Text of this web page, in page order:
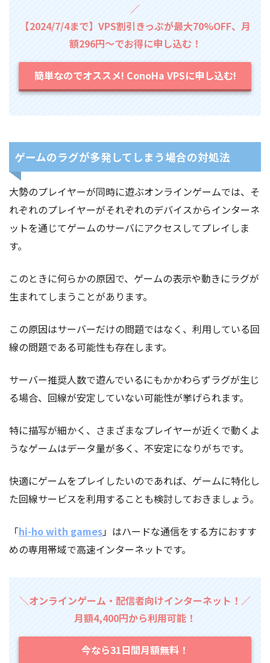
／
【2024/7/4まで】VPS割引きっぷが最大70%OFF、月
額296円～でお得に申し込む！
簡単なのでオススメ! ConoHa VPSに申し込む!
ゲームのラグが多発してしまう場合の対処法
大勢のプレイヤーが同時に遊ぶオンラインゲームでは、そ
れぞれのプレイヤーがそれぞれのデバイスからインターネ
ットを通じてゲームのサーバにアクセスしてプレイしま
す。
このときに何らかの原因で、ゲームの表示や動きにラグが
生まれてしまうことがあります。
この原因はサーバーだけの問題ではなく、利用している回
線の問題である可能性も存在します。
サーバー推奨人数で遊んでいるにもかかわらずラグが生じ
る場合、回線が安定していない可能性が挙げられます。
特に描写が細かく、さまざまなプレイヤーが近くで動くよ
うなゲームはデータ量が多く、不安定になりがちです。
快適にゲームをプレイしたいのであれば、ゲームに特化し
た回線サービスを利用することも検討しておきましょう。
「hi-ho with games」はハードな通信をする方におすす
めの専用帯域で高速インターネットです。
＼オンラインゲーム・配信者向けインターネット！／
月額4,400円から利用可能！
今なら31日間月額無料！